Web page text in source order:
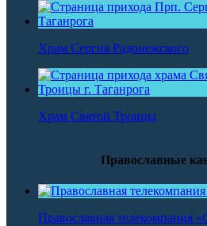
Храм Сергия Радонежского
Храм Святой Троицы
Православные
Православная телекомпания